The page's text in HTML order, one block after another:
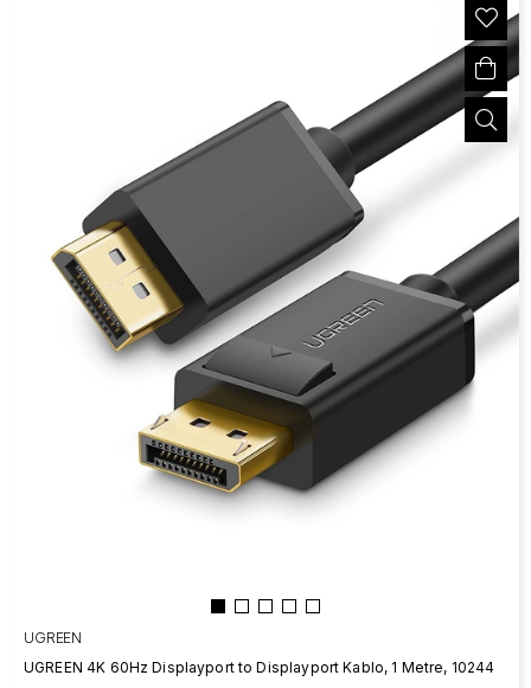
UGREEN
UGREEN 4K 60Hz Displayport to Displayport Kablo, 1 Metre, 10244